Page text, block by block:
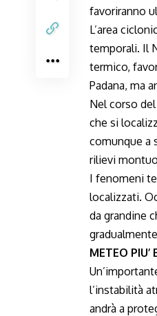
favoriranno
L’area
temporali. Il
termico,
Padana, ma
Nel corso
che si
comunque a
rilievi
I fenomeni
localizzati.
da grandine
METEO
l’instabilità
andrà a